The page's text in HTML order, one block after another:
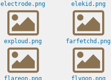
electrode.png elekid.png
exploud.png farfetchd.png
flareon.png flygon.png